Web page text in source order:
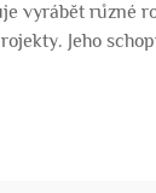
vyrábět různé
Jeho